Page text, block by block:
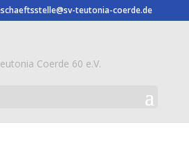
teutonia-coerde.de